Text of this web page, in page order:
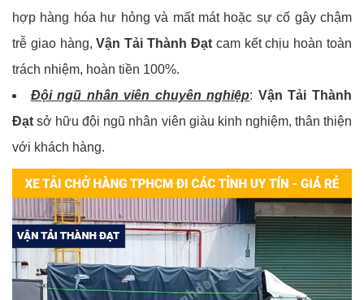
hợp hàng hóa hư hỏng và mất mát hoặc sự cố gây chậm
trễ giao hàng,Vận Tải Thành Đạtcam kết chịu hoàn toàn
trách nhiệm, hoàn tiền 100%.
Đội ngũ nhân viên chuyên nghiệp: Vận Tải Thành
Đạt sở hữu đội ngũ nhân viên giàu kinh nghiệm, thân thiện
với khách hàng.